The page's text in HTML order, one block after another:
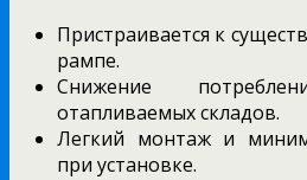
Пристраивается к
рампе.
Снижение
отапливаемых складов.
Легкий монтаж и
при установке.